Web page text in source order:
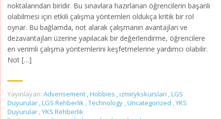
noktalarından biridir. Bu sınavlara hazırlanan öğrencilerin başarılı
olabilmesi için etkili çalışma yöntemleri oldukça kritik bir rol
oynar. Bu bağlamda, not alarak çalışmanın avantajları ve
dezavantajları üzerine yapılacak bir değerlendirme, öğrencilere
en verimli çalışma yöntemlerini keşfetmelerine yardımcı olabilir.
Not […]
Yayınlayan: Adverisement ,Hobbies ,izmirykskursları ,LGS
Duyurular ,LGS Rehberlik ,Technology ,Uncategorized ,YKS
Duyurular ,YKS Rehberlik